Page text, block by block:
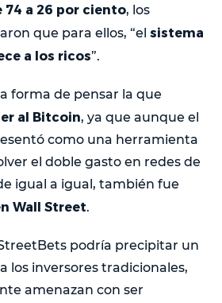
74 a 26 por ciento, los
que para ellos, “el sistema
a los ricos”.
forma de pensar la que
al Bitcoin, ya que aunque el
como una herramienta
el doble gasto en redes de
igual a igual, también fue
Wall Street.
podría precipitar un
los inversores tradicionales,
amenazan con ser